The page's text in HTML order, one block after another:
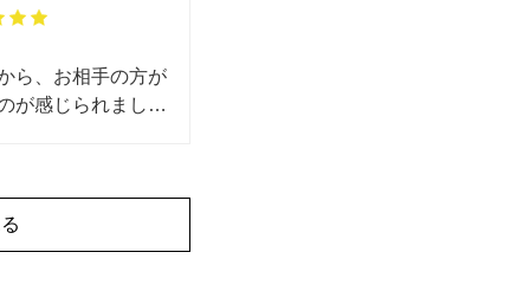
ら、お相手の方が
が感じられまし